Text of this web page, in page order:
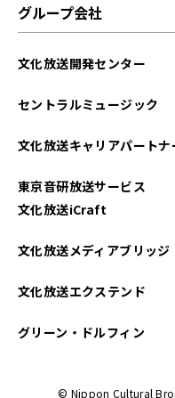
2025年04
2024年11月
2024年10月
2024年09月
グループ会社
文化放送開発センター
セントラルミュージック
文化放送キャリアパートナ
東京音研放送サービス
文化放送iCraft
文化放送メディアブリッジ
文化放送エクステンド
グリーン・ドルフィン
© Nippon Cultural